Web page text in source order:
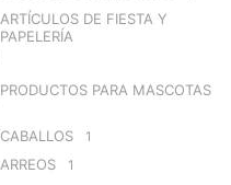
ARTÍCULOS DE FIESTA Y
PAPELERÍA
PRODUCTOS PARA MASCOTAS
CABALLOS 1
ARREOS 1